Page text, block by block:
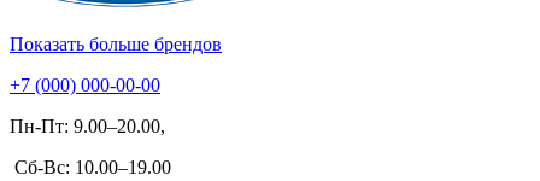
Показать больше брендов
+7 (000) 000-00-00
Пн-Пт: 9.00–20.00,
Сб-Вс: 10.00–19.00